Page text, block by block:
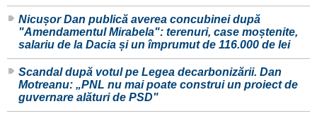
Nicușor Dan publică averea concubinei după
"Amendamentul Mirabela": terenuri, case moștenite,
salariu de la Dacia și un împrumut de 116.000 de lei
Scandal după votul pe Legea decarbonizării. Dan
Motreanu: „PNL nu mai poate construi un proiect de
guvernare alături de PSD"